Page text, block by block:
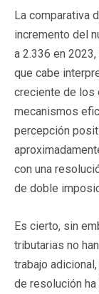
La comparativa
incremento del
a 2.336 en
que cabe
creciente de los
mecanismos
percepción
con una
de doble
Es cierto, sin
tributarias no
trabajo
de resolución ha